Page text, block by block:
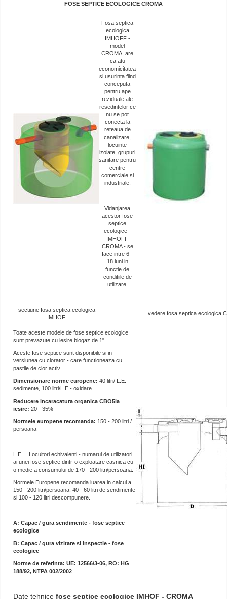
FOSE SEPTICE ECOLOGICE CROMA
Fosa septica
ecologica
IMHOFF -
model
CROMA, are
ca atu
economicitatea
si usurinta fiind
conceputa
pentru ape
reziduale ale
resedintelor ce
nu se pot
conecta la
reteaua de
canalizare,
locuinte
izolate, grupuri
sanitare pentru
centre
comerciale si
industriale.
Vidanjarea
acestor fose
septice
ecologice -
IMHOFF
CROMA - se
face intre 6 -
18 luni in
functie de
conditiile de
utilizare.
sectiune fosa septica ecologica
IMHOF
vedere fosa septica ecologica
Toate aceste modele de fose septice ecologice
sunt prevazute cu iesire biogaz de 1".
Aceste fose septice sunt disponibile si in
versiunea cu clorator - care functioneaza cu
pastile de clor activ.
Dimensionare norme europene: 40 litri/ L.E. -
sedimente, 100 litri/L.E - oxidare
Reducere incaracatura organica CBO5la
iesire: 20 - 35%
Normele europene recomanda: 150 - 200 litri /
persoana
L.E. = Locuitori echivalenti - numarul de utilizatori
ai unei fose septice dintr-o exploatare casnica cu
o medie a consumului de 170 - 200 litri/persoana.
Normele Europene recomanda luarea in calcul a
150 - 200 litri/persoana, 40 - 60 litri de sendimente
si 100 - 120 litri descompunere.
A: Capac / gura sendimente - fose septice
ecologice
B: Capac / gura vizitare si inspectie - fose
ecologice
Norme de referinta: UE: 12566/3-06, RO: HG
188/92, NTPA 002/2002
Date tehnice fose septice ecologice IMHOF - CROMA